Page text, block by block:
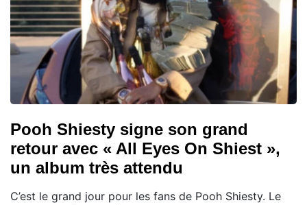
Pooh Shiesty signe son grand
retour avec « All Eyes On Shiest »,
un album très attendu
C’est le grand jour pour les fans de Pooh Shiesty. Le